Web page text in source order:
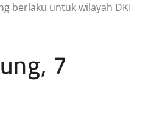
berlaku untuk wilayah DKI
7